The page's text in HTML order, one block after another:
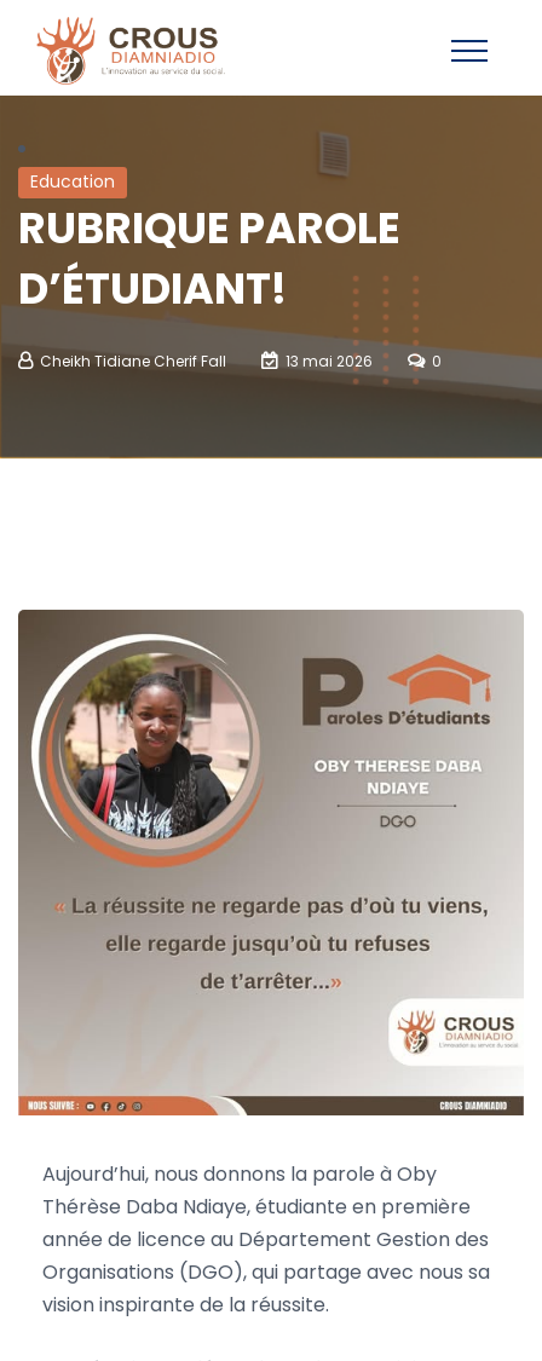
Education
RUBRIQUE PAROLE
D’ÉTUDIANT!
Cheikh Tidiane Cherif Fall 13 mai 2026 0
Aujourd’hui, nous donnons la parole à Oby
Thérèse Daba Ndiaye, étudiante en première
année de licence au Département Gestion des
Organisations (DGO), qui partage avec nous sa
vision inspirante de la réussite.